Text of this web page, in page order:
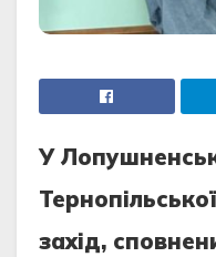
У
захід,